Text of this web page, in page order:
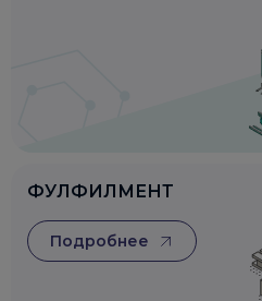
ФУЛФИЛМЕНТ
Подробнее